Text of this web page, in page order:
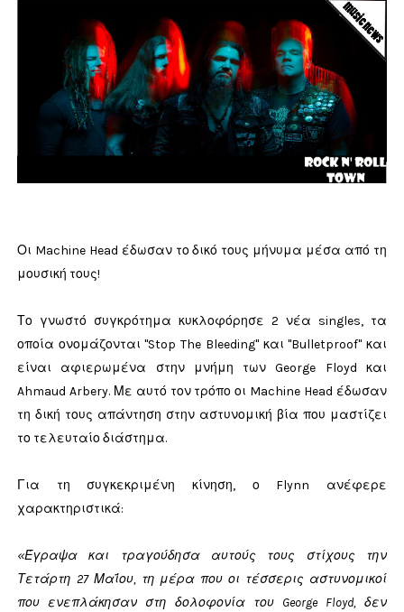
Οι Machine Head έδωσαν το δικό τους μήνυμα μέσα από τη
μουσική τους!
Το γνωστό συγκρότημα κυκλοφόρησε 2 νέα singles, τα
οποία ονομάζονται "Stop The Bleeding" και "Bulletproof" και
είναι αφιερωμένα στην μνήμη των George Floyd και
Ahmaud Arbery. Με αυτό τον τρόπο οι Machine Head έδωσαν
τη δική τους απάντηση στην αστυνομική βία που μαστίζει
το τελευταίο διάστημα.
Για τη συγκεκριμένη κίνηση, ο Flynn ανέφερε
χαρακτηριστικά:
«Έγραψα και τραγούδησα αυτούς τους στίχους την
Τετάρτη 27 Μαΐου, τη μέρα που οι τέσσερις αστυνομικοί
που ενεπλάκησαν στη δολοφονία του George Floyd, δεν